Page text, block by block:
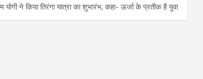
योगी ने किया तिरंगा यात्रा का शुभारंभ, कहा- ऊर्जा के प्रतीक है युवा